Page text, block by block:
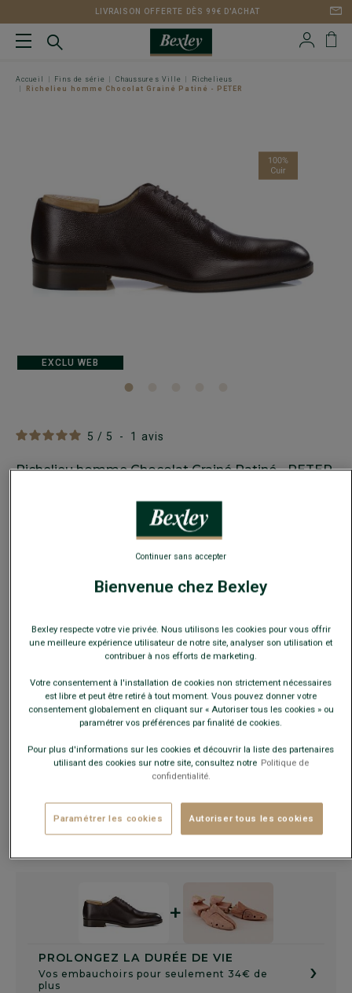
LIVRAISON OFFERTE DÈS 99€ D'ACHAT
Accueil Fins de série Chaussures Ville
Richelieus
Richelieu homme Chocolat Grainé Patiné - PETER
5 / 5 - 1 avis
Richelieu homme Chocolat Grainé Patiné - PETER
FINS DE SÉRIE
Payez en plusieurs fois dès 199€ d'achat
COULEURS DISPONIBLES
Guide des tailles
+ AJOUTER AU PANIER
Livré en 24h ouvrées avec Chronopost Express
PROLONGEZ LA DURÉE DE VIE
Vos embauchoirs pour seulement 34€ de
plus
›
+
EXCLU WEB
Bienvenue chez Bexley
Bexley respecte votre vie privée. Nous utilisons les cookies pour vous offrir
une meilleure expérience utilisateur de notre site, analyser son utilisation et
contribuer à nos efforts de marketing.
Votre consentement à l'installation de cookies non strictement nécessaires
est libre et peut être retiré à tout moment. Vous pouvez donner votre
consentement globalement en cliquant sur « Autoriser tous les cookies » ou
paramétrer vos préférences par finalité de cookies.
Pour plus d'informations sur les cookies et découvrir la liste des partenaires
utilisant des cookies sur notre site, consultez notre Politique de
confidentialité.
Paramétrer les cookies Autoriser tous les cookies
Continuer sans accepter